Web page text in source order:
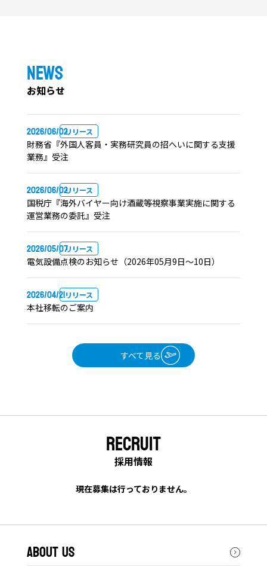
NEWS
お知らせ
2026/06/02リリース
財務省『外国⼈客員・実務研究員の招へいに関する⽀援
業務』受注
2026/06/02リリース
国税庁『海外バイヤー向け酒蔵等視察事業実施に関する
運営業務の委託』受注
2026/05/07リリース
電気設備点検のお知らせ（2026年05月9日～10日）
2026/04/21リリース
本社移転のご案内
すべて見る
RECRUIT
採用情報
現在募集は行っておりません。
ABOUT US